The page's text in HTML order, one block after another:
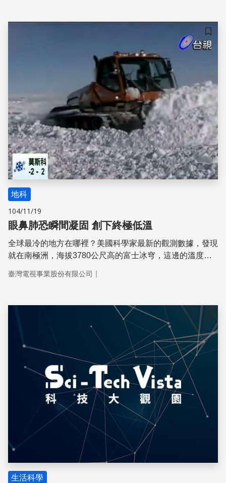
儲存
地科
104/11/19
眼鼻肺恐瞬間凝固 創下終極低溫
全球最冷的地方在哪裡？美國科學家最新的觀測數據，發現
就在南極洲，海拔3780公尺高的富士冰穹，這邊的溫度，
冰，如果人類置身其中，據說幾分鐘內，就足以凍到眼睛、
臺灣電視事業股份有限公司 ｜
儲存
生活科學